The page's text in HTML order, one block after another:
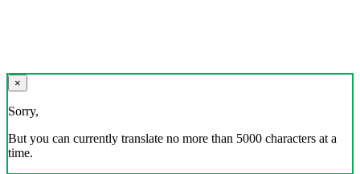
×
Sorry,
But you can currently translate no more than 5000 characters at a
time.